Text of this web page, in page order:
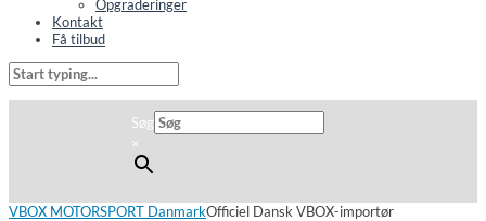
Opgraderinger
Kontakt
Få tilbud
Søg
×
VBOX MOTORSPORT DanmarkOfficiel Dansk VBOX-importør